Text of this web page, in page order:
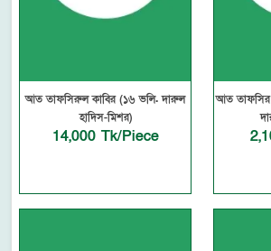
আত তাফসিরুল কাবির (১৬ ভলি. দারুল
হাদিস-মিশর)
14,000 Tk/Piece
আত তাফসির